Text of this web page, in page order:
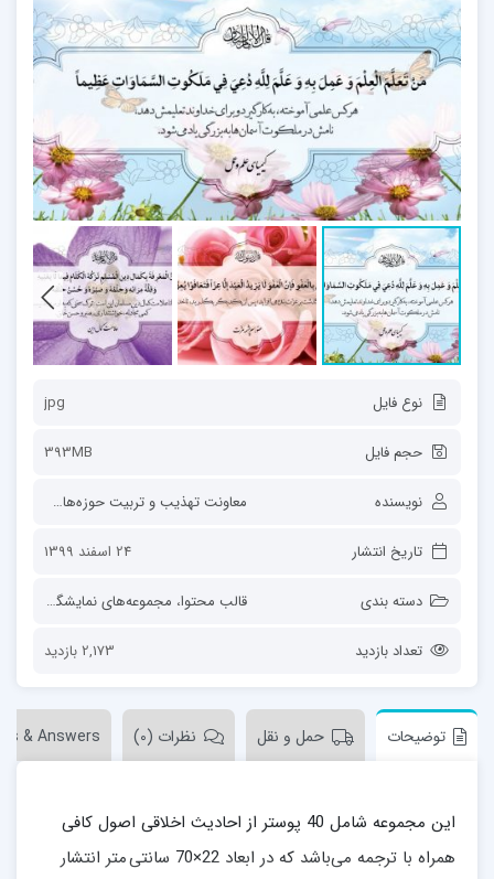
نوع فایل jpg
حجم فایل 393MB
نویسنده معاونت تهذیب و تربیت حوزه‌های علمیه
تاریخ انتشار 24 اسفند 1399
دسته بندی قالب محتوا، مجموعه‌های نمایشگاهی
تعداد بازدید 2,173 بازدید
توضیحات حمل و نقل نظرات (0) & Answers
این مجموعه شامل 40 پوستر از احادیث اخلاقی اصول کافی
همراه با ترجمه می‌باشد که در ابعاد 22×70 سانتی متر انتشار